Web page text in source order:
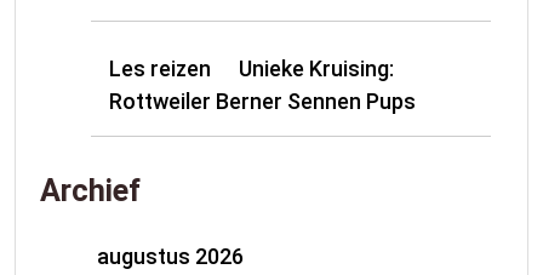
Les reizen
Unieke Kruising:
Rottweiler Berner Sennen Pups
Archief
augustus 2026